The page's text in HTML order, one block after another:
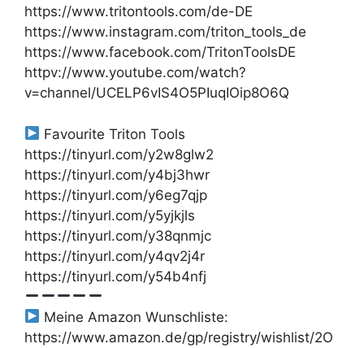
https://www.tritontools.com/de-DE
https://www.instagram.com/triton_tools_de
https://www.facebook.com/TritonToolsDE
httpv://www.youtube.com/watch?
v=channel/UCELP6vIS4O5PIuqIOip8O6Q
Favourite Triton Tools
https://tinyurl.com/y2w8glw2
https://tinyurl.com/y4bj3hwr
https://tinyurl.com/y6eg7qjp
https://tinyurl.com/y5yjkjls
https://tinyurl.com/y38qnmjc
https://tinyurl.com/y4qv2j4r
https://tinyurl.com/y54b4nfj
Meine Amazon Wunschliste:
https://www.amazon.de/gp/registry/wishlist/2O